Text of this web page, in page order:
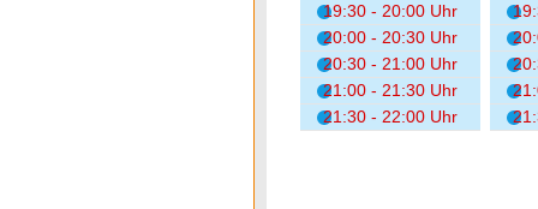
19:30 - 20:00 Uhr
20:00 - 20:30 Uhr
20:30 - 21:00 Uhr
21:00 - 21:30 Uhr
21:30 - 22:00 Uhr